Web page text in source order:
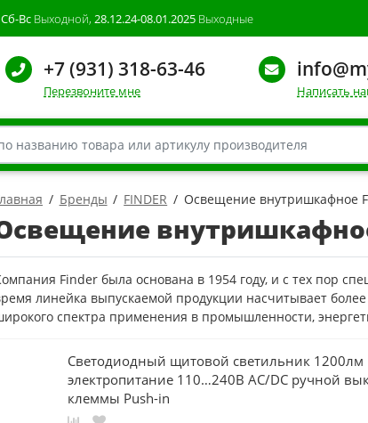
Сб-Вс Выходной, 28.12.24-08.01.2025 Выходные
+7 (931) 318-63-46
Перезвоните мне Написать
Бренды FINDER Освещение внутришкафное
Finder была основана в 1954 году, и с тех пор
линейка выпускаемой продукции насчитывает
спектра применения в промышленности,
Светодиодный щитовой светильник 1200лм
электропитание 110…240В AC/DC ручной
клеммы Push-in